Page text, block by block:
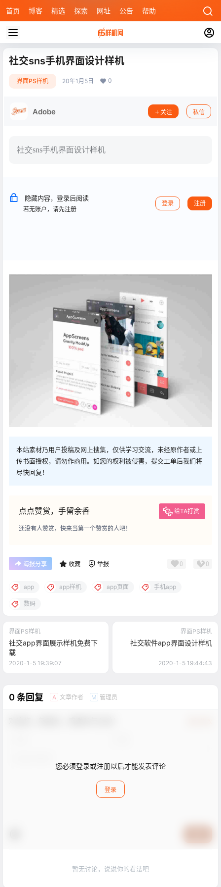
首页 博客 精选 探索 网址 公告 帮助
社交sns手机界面设计样机
界面PS样机 20年1月5日 0
Adobe 关注 私信
社交sns手机界面设计样机
隐藏内容，登录后阅读
若无账户，请先注册
登录 注册
本站素材乃用户投稿及网上搜集，仅供学习交流，未经原作者或上
传书面授权，请勿作商用。如您的权利被侵害，提交工单后我们将
尽快回复！
点点赞赏，手留余香 给TA打赏
还没有人赞赏，快来当第一个赞赏的人吧！
海报分享 收藏 举报 0 0
app app样机 app页面 手机app
数码
界面PS样机
社交app界面展示样机免费下
载
2020-1-5 19:39:07
界面PS样机
社交软件app界面设计样机
2020-1-5 19:44:43
0 条回复 A 文章作者 M 管理员
您必须登录或注册以后才能发表评论
登录
暂无讨论，说说你的看法吧